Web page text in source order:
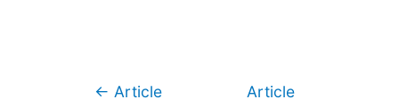
Navigation
← Article
Article